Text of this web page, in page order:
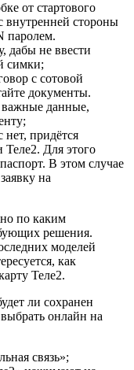
от стартового
внутренней стороны
паролем.
дабы не ввести
симки;
с сотовой
документы.
важные данные,
нет, придётся
Теле2. Для этого
В этом случае
на
по каким
решения.
моделей
как
Теле2.
ли сохранен
онлайн на
связь»;